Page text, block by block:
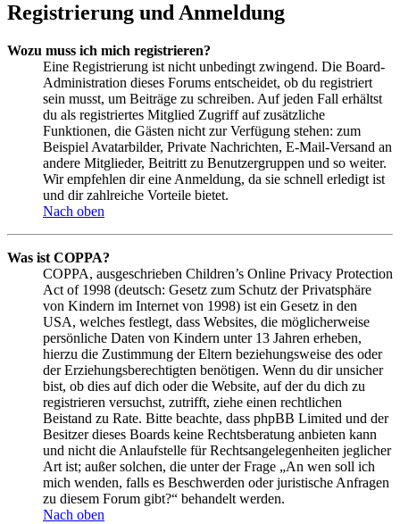
Registrierung und Anmeldung
Wozu muss ich mich registrieren?
Eine Registrierung ist nicht unbedingt zwingend. Die Board-
Administration dieses Forums entscheidet, ob du registriert
sein musst, um Beiträge zu schreiben. Auf jeden Fall erhältst
du als registriertes Mitglied Zugriff auf zusätzliche
Funktionen, die Gästen nicht zur Verfügung stehen: zum
Beispiel Avatarbilder, Private Nachrichten, E-Mail-Versand an
andere Mitglieder, Beitritt zu Benutzergruppen und so weiter.
Wir empfehlen dir eine Anmeldung, da sie schnell erledigt ist
und dir zahlreiche Vorteile bietet.
Nach oben
Was ist COPPA?
COPPA, ausgeschrieben Children’s Online Privacy Protection
Act of 1998 (deutsch: Gesetz zum Schutz der Privatsphäre
von Kindern im Internet von 1998) ist ein Gesetz in den
USA, welches festlegt, dass Websites, die möglicherweise
persönliche Daten von Kindern unter 13 Jahren erheben,
hierzu die Zustimmung der Eltern beziehungsweise des oder
der Erziehungsberechtigten benötigen. Wenn du dir unsicher
bist, ob dies auf dich oder die Website, auf der du dich zu
registrieren versuchst, zutrifft, ziehe einen rechtlichen
Beistand zu Rate. Bitte beachte, dass phpBB Limited und der
Besitzer dieses Boards keine Rechtsberatung anbieten kann
und nicht die Anlaufstelle für Rechtsangelegenheiten jeglicher
Art ist; außer solchen, die unter der Frage „An wen soll ich
mich wenden, falls es Beschwerden oder juristische Anfragen
zu diesem Forum gibt?“ behandelt werden.
Nach oben